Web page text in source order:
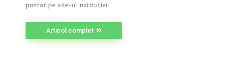
postat pe site-ul instituției.
Articol complet